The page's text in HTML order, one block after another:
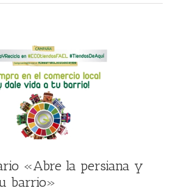
«Abre la persiana y
barrio»